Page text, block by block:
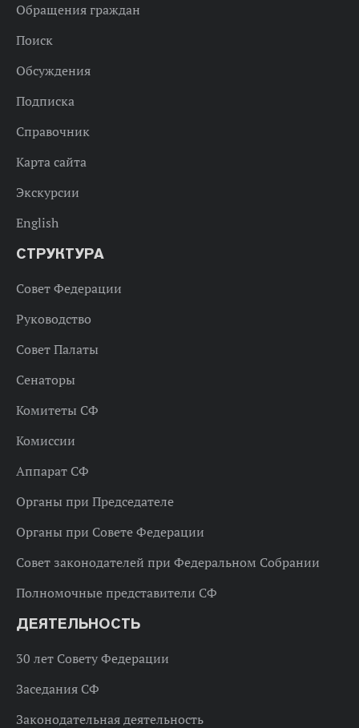
Обращения граждан
Поиск
Обсуждения
Подписка
Справочник
Карта сайта
Экскурсии
English
СТРУКТУРА
Совет Федерации
Руководство
Совет Палаты
Сенаторы
Комитеты СФ
Комиссии
Аппарат СФ
Органы при Председателе
Органы при Совете Федерации
Совет законодателей при Федеральном Собрании
Полномочные представители СФ
ДЕЯТЕЛЬНОСТЬ
30 лет Совету Федерации
Заседания СФ
Законодательная деятельность